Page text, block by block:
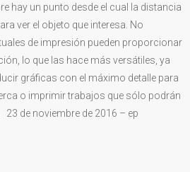
hay un punto desde el cual la distancia
ver el objeto que interesa. No
de impresión pueden proporcionar
lo que las hace más versátiles, ya
gráficas con el máximo detalle para
o imprimir trabajos que sólo podrán
de noviembre de 2016 – ep